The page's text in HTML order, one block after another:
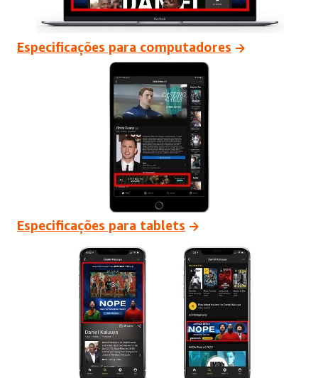
Especificações para computadores
Especificações para tablets